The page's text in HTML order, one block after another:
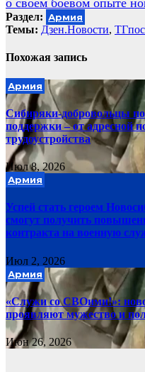
о своем боевом опыте
Раздел: Армия
Темы: Дзен.Новости,
Похожая запись
Армия
Сибиряки-добровольцы
поддержки – от адресной
трудоустройства
Июл 8, 2026
Армия
Успей стать героем
смогут получить
контракта на военную
Июл 2, 2026
Армия
«Служи со СВОими!»:
проявляют мужество и
Июн 26, 2026